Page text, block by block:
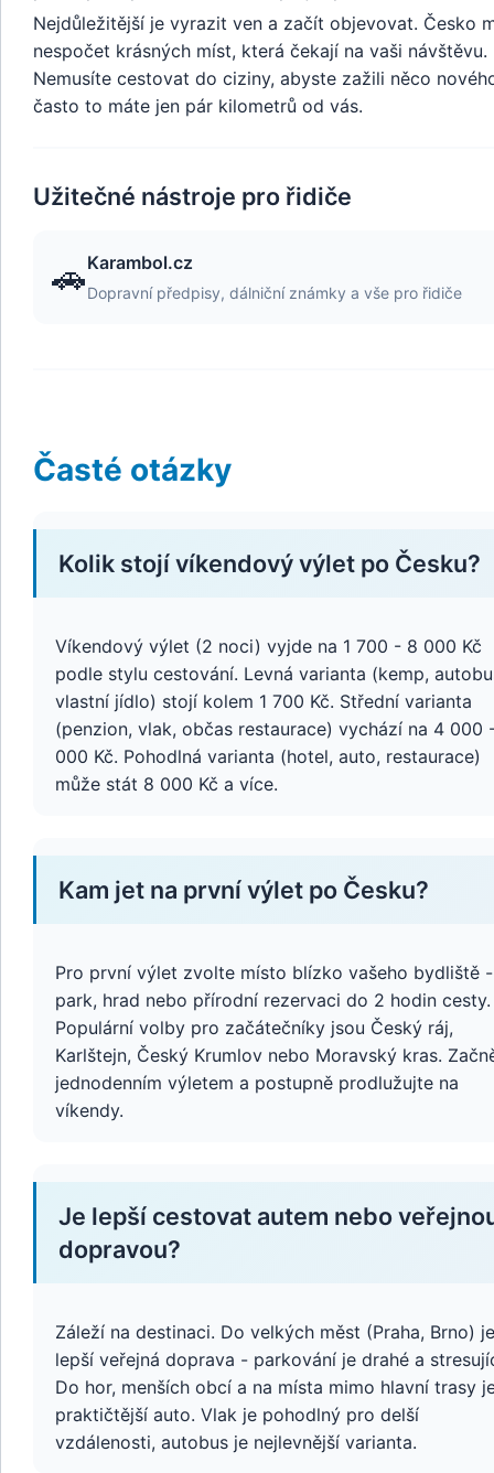
Nejdůležitější je vyrazit ven a začít objevovat. Česko
nespočet krásných míst, která čekají na vaši návštěvu.
Nemusíte cestovat do ciziny, abyste zažili něco
často to máte jen pár kilometrů od vás.
Užitečné nástroje pro řidiče
🚗Karambol.cz
Dopravní předpisy, dálniční známky a vše pro řidiče
Časté otázky
Kolik stojí víkendový výlet po Česku?
Víkendový výlet (2 noci) vyjde na 1 700 - 8 000 Kč
podle stylu cestování. Levná varianta (kemp,
vlastní jídlo) stojí kolem 1 700 Kč. Střední varianta
(penzion, vlak, občas restaurace) vychází na 4 000
000 Kč. Pohodlná varianta (hotel, auto, restaurace)
může stát 8 000 Kč a více.
Kam jet na první výlet po Česku?
Pro první výlet zvolte místo blízko vašeho bydliště -
park, hrad nebo přírodní rezervaci do 2 hodin cesty.
Populární volby pro začátečníky jsou Český ráj,
Karlštejn, Český Krumlov nebo Moravský kras.
jednodenním výletem a postupně prodlužujte na
víkendy.
Je lepší cestovat autem nebo
dopravou?
Záleží na destinaci. Do velkých měst (Praha, Brno) je
lepší veřejná doprava - parkování je drahé a
Do hor, menších obcí a na místa mimo hlavní trasy
praktičtější auto. Vlak je pohodlný pro delší
vzdálenosti, autobus je nejlevnější varianta.